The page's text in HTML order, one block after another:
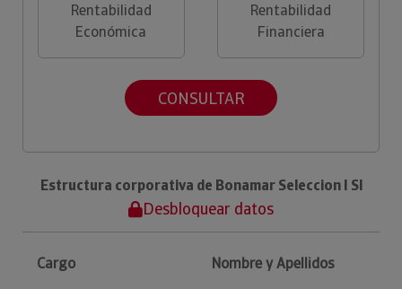
Rentabilidad
Económica
Rentabilidad
Financiera
CONSULTAR
Estructura corporativa de Bonamar Seleccion I Sl
Desbloquear datos
Cargo Nombre y Apellidos